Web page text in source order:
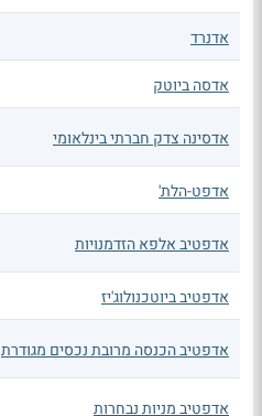
אדנרד
אדסה ביוטק
אדסינה צדק חברתי בינלאומי
אדפט-הלת'
אדפטיב אלפא הזדמנויות
אדפטיב ביוטכנולוג'יז
אדפטיב הכנסה מרובת נכסים מגודרת
אדפטיב מניות נבחרות